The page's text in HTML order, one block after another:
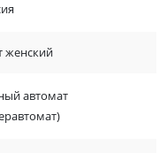
женский
автомат